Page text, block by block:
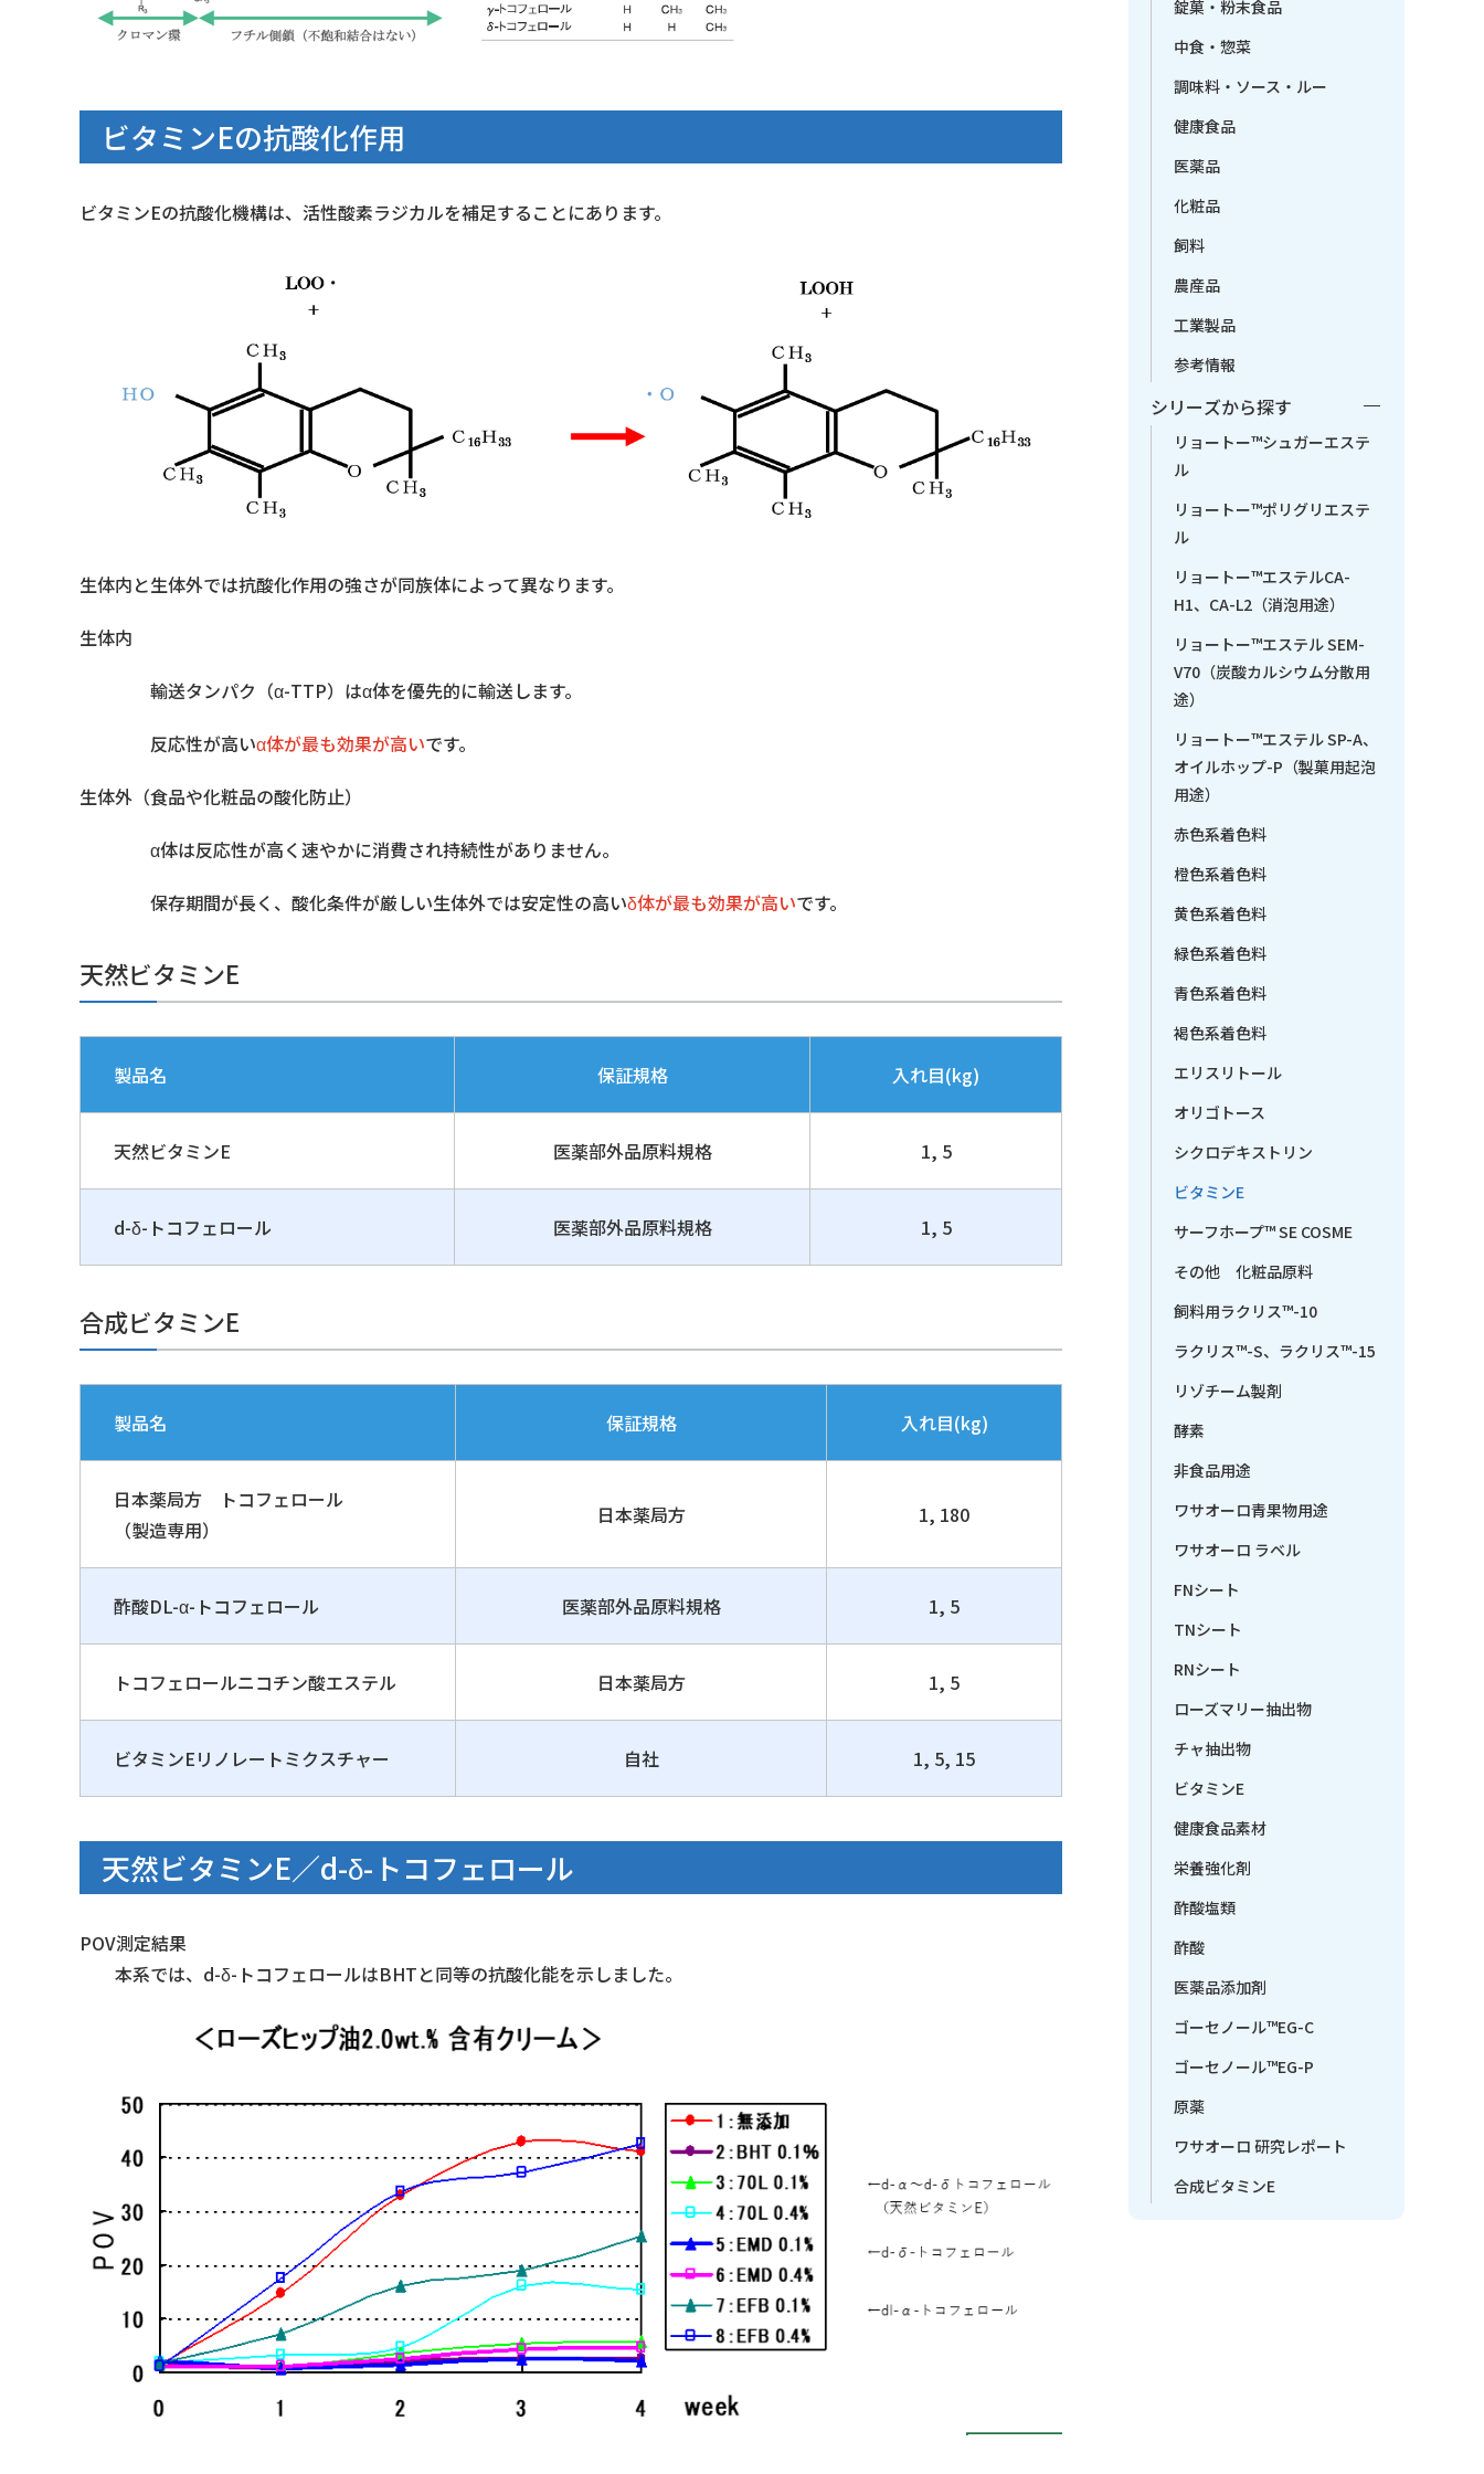
ビタミンEの抗酸化作用
ビタミンEの抗酸化機構は、活性酸素ラジカルを補足することにあります。
生体内と生体外では抗酸化作用の強さが同族体によって異なります。
生体内
輸送タンパク（α-TTP）はα体を優先的に輸送します。
反応性が高いα体が最も効果が高いです。
生体外（食品や化粧品の酸化防止）
α体は反応性が高く速やかに消費され持続性がありません。
保存期間が長く、酸化条件が厳しい生体外では安定性の高いδ体が最も効果が高いです。
天然ビタミンE
製品名 保証規格 入れ目(kg)
天然ビタミンE 医薬部外品原料規格 1, 5
d-δ-トコフェロール 医薬部外品原料規格 1, 5
合成ビタミンE
製品名 保証規格 入れ目(kg)
日本薬局方 トコフェロール
（製造専用）
日本薬局方 1, 180
酢酸DL-α-トコフェロール 医薬部外品原料規格 1, 5
トコフェロールニコチン酸エステル 日本薬局方 1, 5
ビタミンEリノレートミクスチャー 自社 1, 5, 15
天然ビタミンE／d-δ-トコフェロール
POV測定結果
本系では、d-δ-トコフェロールはBHTと同等の抗酸化能を示しました。
錠菓・粉末食品
中食・惣菜
調味料・ソース・ルー
健康食品
医薬品
化粧品
飼料
農産品
工業製品
参考情報
シリーズから探す
リョートー™シュガーエステ
ル
リョートー™ポリグリエステ
ル
リョートー™エステルCA-
H1、CA-L2（消泡用途）
リョートー™エステル SEM-
V70（炭酸カルシウム分散用
途）
リョートー™エステル SP-A、
オイルホップ-P（製菓用起泡
用途）
赤色系着色料
橙色系着色料
黄色系着色料
緑色系着色料
青色系着色料
褐色系着色料
エリスリトール
オリゴトース
シクロデキストリン
ビタミンE
サーフホープ™ SE COSME
その他 化粧品原料
飼料用ラクリス™-10
ラクリス™-S、ラクリス™-15
リゾチーム製剤
酵素
非食品用途
ワサオーロ青果物用途
ワサオーロ ラベル
FNシート
TNシート
RNシート
ローズマリー抽出物
チャ抽出物
ビタミンE
健康食品素材
栄養強化剤
酢酸塩類
酢酸
医薬品添加剤
ゴーセノール™EG-C
ゴーセノール™EG-P
原薬
ワサオーロ 研究レポート
合成ビタミンE